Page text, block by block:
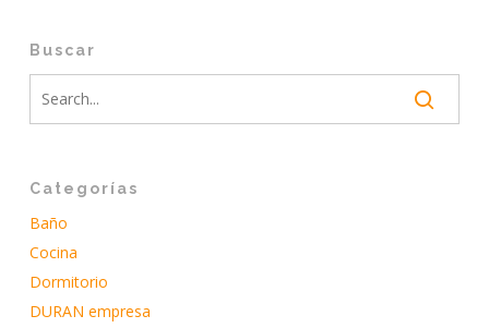
Buscar
Categorías
Baño
Cocina
Dormitorio
DURAN empresa